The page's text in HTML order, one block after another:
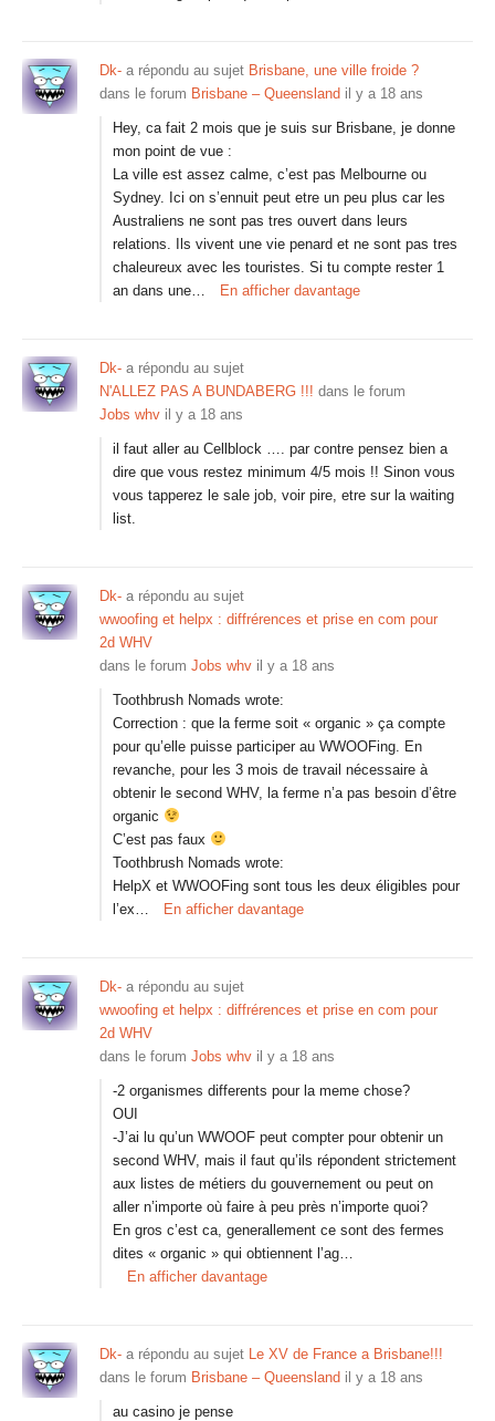
Dk- a répondu au sujet Brisbane, une ville froide ?
dans le forum Brisbane – Queensland il y a 18 ans
Hey, ca fait 2 mois que je suis sur Brisbane, je donne
mon point de vue :
La ville est assez calme, c’est pas Melbourne ou
Sydney. Ici on s’ennuit peut etre un peu plus car les
Australiens ne sont pas tres ouvert dans leurs
relations. Ils vivent une vie penard et ne sont pas tres
chaleureux avec les touristes. Si tu compte rester 1
an dans une…
En afficher davantage
Dk- a répondu au sujet
N'ALLEZ PAS A BUNDABERG !!! dans le forum
Jobs whv il y a 18 ans
il faut aller au Cellblock …. par contre pensez bien a
dire que vous restez minimum 4/5 mois !! Sinon vous
vous tapperez le sale job, voir pire, etre sur la waiting
list.
Dk- a répondu au sujet
wwoofing et helpx : diffrérences et prise en com pour
2d WHV
dans le forum Jobs whv il y a 18 ans
Toothbrush Nomads wrote:
Correction : que la ferme soit « organic » ça compte
pour qu’elle puisse participer au WWOOFing. En
revanche, pour les 3 mois de travail nécessaire à
obtenir le second WHV, la ferme n’a pas besoin d’être
organic
C’est pas faux
Toothbrush Nomads wrote:
HelpX et WWOOFing sont tous les deux éligibles pour
l’ex…
En afficher davantage
Dk- a répondu au sujet
wwoofing et helpx : diffrérences et prise en com pour
2d WHV
dans le forum Jobs whv il y a 18 ans
-2 organismes differents pour la meme chose?
OUI
-J’ai lu qu’un WWOOF peut compter pour obtenir un
second WHV, mais il faut qu’ils répondent strictement
aux listes de métiers du gouvernement ou peut on
aller n’importe où faire à peu près n’importe quoi?
En gros c’est ca, generallement ce sont des fermes
dites « organic » qui obtiennent l’ag…
En afficher davantage
Dk- a répondu au sujet Le XV de France a Brisbane!!!
dans le forum Brisbane – Queensland il y a 18 ans
au casino je pense